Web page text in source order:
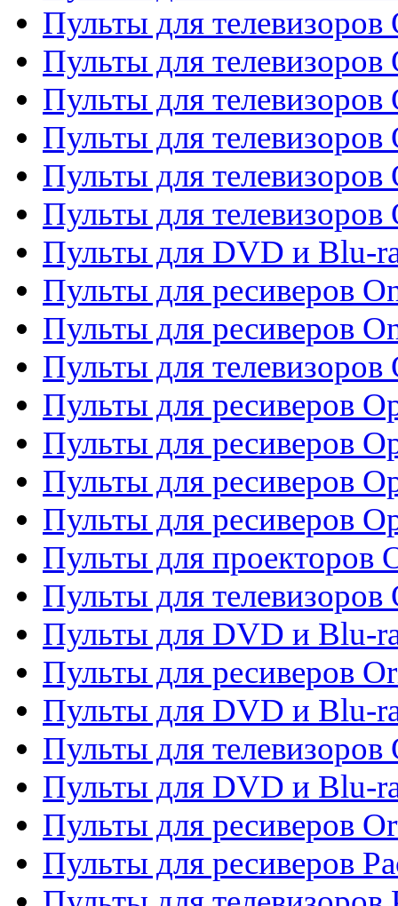
Пульты для телевизоров
Пульты для телевизоров
Пульты для телевизоров
Пульты для телевизоров
Пульты для телевизоров
Пульты для телевизоров
Пульты для DVD и Blu-
Пульты для ресиверов
Пульты для ресиверов
Пульты для телевизоров
Пульты для ресиверов
Пульты для ресиверов
Пульты для ресиверов
Пульты для ресиверов
Пульты для проекторов
Пульты для телевизоров
Пульты для DVD и Blu-
Пульты для ресиверов
Пульты для DVD и Blu-
Пульты для телевизоров
Пульты для DVD и Blu-
Пульты для ресиверов
Пульты для ресиверов